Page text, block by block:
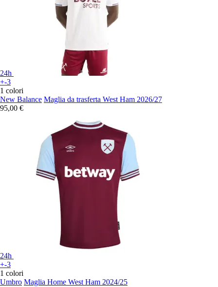
24h
+-3
1 colori
New Balance Maglia da trasferta West Ham 2026/27
95,00 €
24h
+-3
1 colori
Umbro Maglia Home West Ham 2024/25